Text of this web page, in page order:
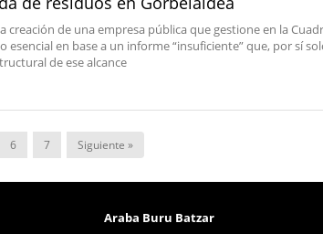
creación de una empresa pública que gestione en la
esencial en base a un informe “insuficiente” que, por sí
de ese alcance
6 7 Siguiente »
Araba Buru Batzar